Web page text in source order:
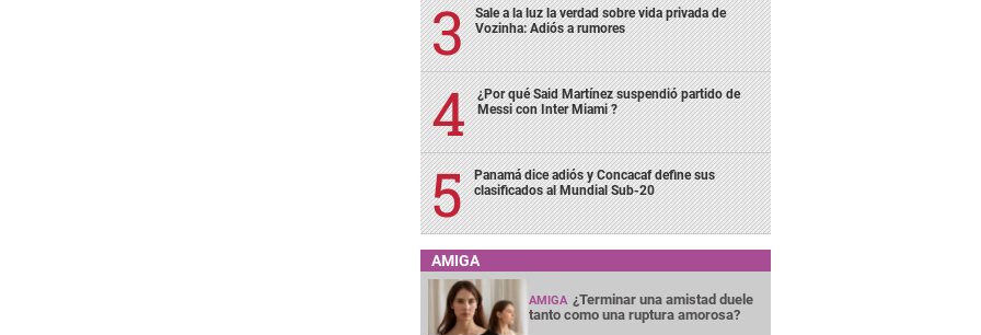
Sale a la luz la verdad sobre vida privada de
Vozinha: Adiós a rumores
¿Por qué Said Martínez suspendió partido de
Messi con Inter Miami ?
Panamá dice adiós y Concacaf define sus
clasificados al Mundial Sub-20
AMIGA
AMIGA ¿Terminar una amistad duele
tanto como una ruptura amorosa?